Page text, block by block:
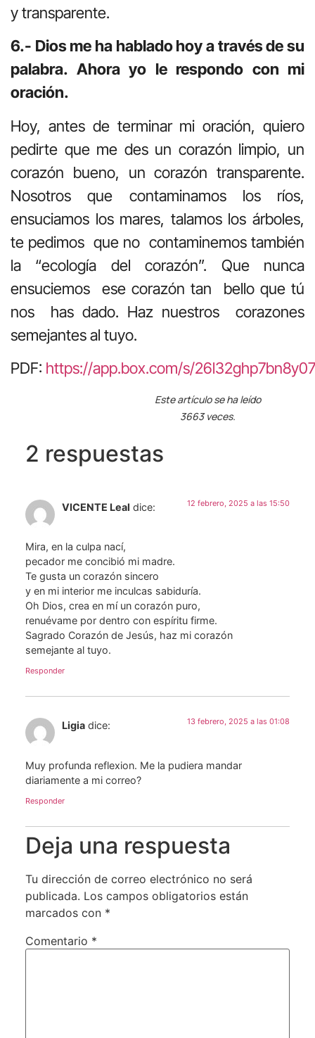
y transparente.
6.- Dios me ha hablado hoy a través de su
palabra. Ahora yo le respondo con mi
oración.
Hoy, antes de terminar mi oración, quiero
pedirte que me des un corazón limpio, un
corazón bueno, un corazón transparente.
Nosotros que contaminamos los ríos,
ensuciamos los mares, talamos los árboles,
te pedimos que no contaminemos también
la “ecología del corazón”. Que nunca
ensuciemos ese corazón tan bello que tú
nos has dado. Haz nuestros corazones
semejantes al tuyo.
PDF: https://app.box.com/s/
Este artículo se ha leído
3663 veces.
2 respuestas
VICENTE Leal dice: 12 febrero, 2025 a las 15:50
Mira, en la culpa nací,
pecador me concibió mi madre.
Te gusta un corazón sincero
y en mi interior me inculcas sabiduría.
Oh Dios, crea en mí un corazón puro,
renuévame por dentro con espíritu firme.
Sagrado Corazón de Jesús, haz mi corazón
semejante al tuyo.
Responder
Ligia dice: 13 febrero, 2025 a las 01:08
Muy profunda reflexion. Me la pudiera mandar
diariamente a mi correo?
Responder
Deja una respuesta
Tu dirección de correo electrónico no será
publicada. Los campos obligatorios están
marcados con *
Comentario *